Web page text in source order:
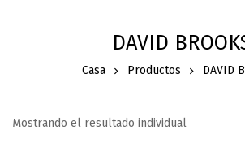
DAVID
Casa Productos DAVID
Mostrando el resultado individual